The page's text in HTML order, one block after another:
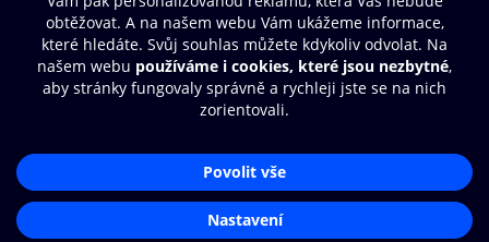
Další zábava
© O2 Czech Republic a.s.
Přístupnost
Zásady zpracování osobních údajůAplikace O2 Knihovna
Čti a poslouchej své e-knihy a